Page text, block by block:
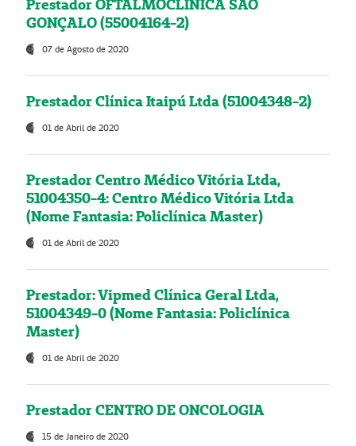
Prestador OFTALMOCLÍNICA SÃO
GONÇALO (55004164-2)
07 de Agosto de 2020
Prestador Clínica Itaipú Ltda (51004348-2)
01 de Abril de 2020
Prestador Centro Médico Vitória Ltda,
51004350-4: Centro Médico Vitória Ltda
(Nome Fantasia: Policlínica Master)
01 de Abril de 2020
Prestador: Vipmed Clínica Geral Ltda,
51004349-0 (Nome Fantasia: Policlínica
Master)
01 de Abril de 2020
Prestador CENTRO DE ONCOLOGIA
15 de Janeiro de 2020